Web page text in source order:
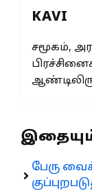
KAVI
சமூகம்,
பேரு